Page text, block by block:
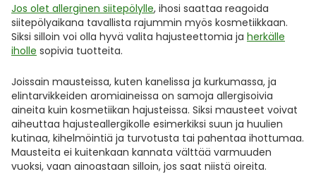
Jos olet allerginen siitepölylle, ihosi saattaa reagoida
siitepölyaikana tavallista rajummin myös kosmetiikkaan.
Siksi silloin voi olla hyvä valita hajusteettomia ja herkälle
iholle sopivia tuotteita.
Joissain mausteissa, kuten kanelissa ja kurkumassa, ja
elintarvikkeiden aromiaineissa on samoja allergisoivia
aineita kuin kosmetiikan hajusteissa. Siksi mausteet voivat
aiheuttaa hajusteallergikolle esimerkiksi suun ja huulien
kutinaa, kihelmöintiä ja turvotusta tai pahentaa ihottumaa.
Mausteita ei kuitenkaan kannata välttää varmuuden
vuoksi, vaan ainoastaan silloin, jos saat niistä oireita.